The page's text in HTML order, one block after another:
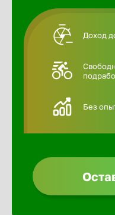
Доход
Без